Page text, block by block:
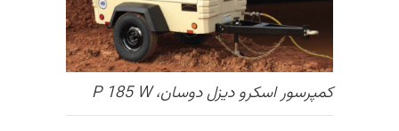
کمپرسور اسکرو دیزل دوسان، P 185 W